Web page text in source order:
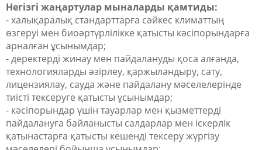
Негізгі жаңартулар мыналарды қамтиды:
- халықаралық стандарттарға сәйкес климаттың
өзгеруі мен биоәртүрлілікке қатысты кәсіпорындарға
арналған ұсынымдар;
- деректерді жинау мен пайдалануды қоса алғанда,
технологияларды әзірлеу, қаржыландыру, сату,
лицензиялау, сауда және пайдалану мәселелерінде
тиісті тексеруге қатысты ұсынымдар;
- кәсіпорындар үшін тауарлар мен қызметтерді
пайдалануға байланысты салдарлар мен іскерлік
қатынастарға қатысты кешенді тексеру жүргізу